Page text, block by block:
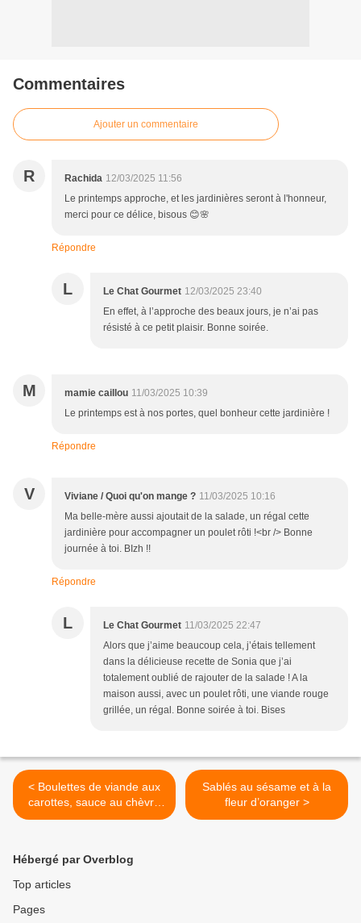
Commentaires
Ajouter un commentaire
R Rachida 12/03/2025 11:56
Le printemps approche, et les jardinières seront à l'honneur,
merci pour ce délice, bisous 😊🌸
Répondre
L Le Chat Gourmet 12/03/2025 23:40
En effet, à l’approche des beaux jours, je n’ai pas
résisté à ce petit plaisir. Bonne soirée.
M mamie caillou 11/03/2025 10:39
Le printemps est à nos portes, quel bonheur cette jardinière !
Répondre
V Viviane / Quoi qu'on mange ? 11/03/2025 10:16
Ma belle-mère aussi ajoutait de la salade, un régal cette
jardinière pour accompagner un poulet rôti !<br /> Bonne
journée à toi. BIzh !!
Répondre
L Le Chat Gourmet 11/03/2025 22:47
Alors que j’aime beaucoup cela, j’étais tellement
dans la délicieuse recette de Sonia que j’ai
totalement oublié de rajouter de la salade ! A la
maison aussi, avec un poulet rôti, une viande rouge
grillée, un régal. Bonne soirée à toi. Bises
< Boulettes de viande aux
carottes, sauce au chèvre
frais et menthe
Sablés au sésame et à la
fleur d’oranger >
Hébergé par Overblog
Top articles
Pages